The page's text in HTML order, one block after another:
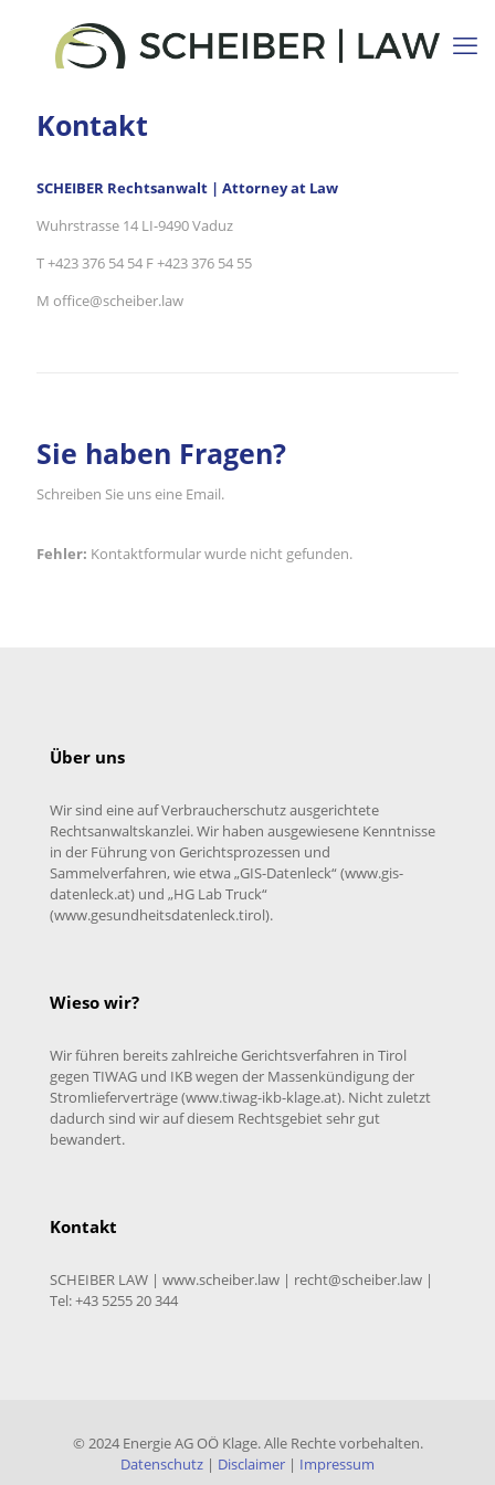
Kontakt
SCHEIBER Rechtsanwalt | Attorney at Law
Wuhrstrasse 14 LI-9490 Vaduz
T +423 376 54 54 F +423 376 54 55
M office@scheiber.law
Sie haben Fragen?
Schreiben Sie uns eine Email.
Fehler: Kontaktformular wurde nicht gefunden.
Über uns
Wir sind eine auf Verbraucherschutz ausgerichtete
Rechtsanwaltskanzlei. Wir haben ausgewiesene Kenntnisse
in der Führung von Gerichtsprozessen und
Sammelverfahren, wie etwa „GIS-Datenleck“ (www.gis-
datenleck.at) und „HG Lab Truck“
(www.gesundheitsdatenleck.tirol).
Wieso wir?
Wir führen bereits zahlreiche Gerichtsverfahren in Tirol
gegen TIWAG und IKB wegen der Massenkündigung der
Stromlieferverträge (www.tiwag-ikb-klage.at). Nicht zuletzt
dadurch sind wir auf diesem Rechtsgebiet sehr gut
bewandert.
Kontakt
SCHEIBER LAW | www.scheiber.law | recht@scheiber.law |
Tel: +43 5255 20 344
© 2024 Energie AG OÖ Klage. Alle Rechte vorbehalten.
Datenschutz | Disclaimer | Impressum